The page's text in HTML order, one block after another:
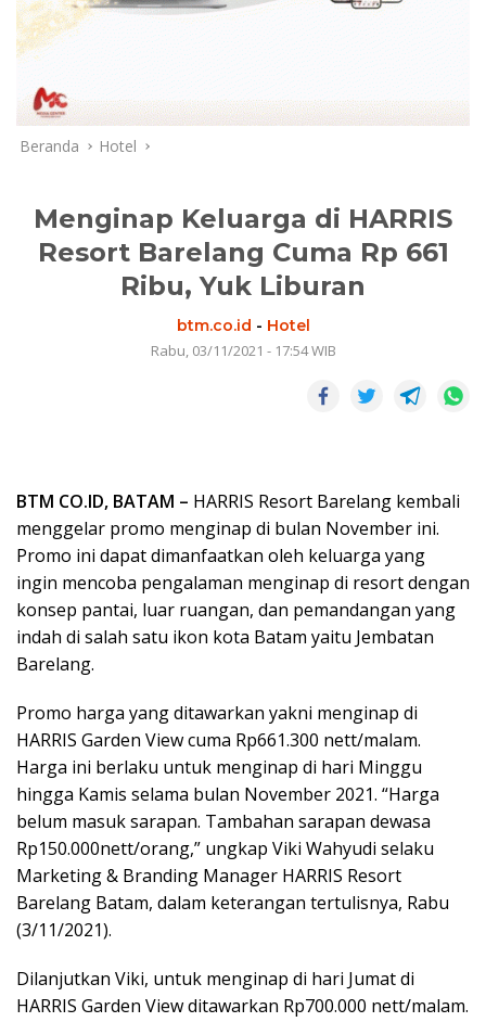
Beranda Hotel
Menginap Keluarga di HARRIS
Resort Barelang Cuma Rp 661
Ribu, Yuk Liburan
btm.co.id - Hotel
Rabu, 03/11/2021 - 17:54 WIB
BTM CO.ID, BATAM – HARRIS Resort Barelang kembali
menggelar promo menginap di bulan November ini.
Promo ini dapat dimanfaatkan oleh keluarga yang
ingin mencoba pengalaman menginap di resort dengan
konsep pantai, luar ruangan, dan pemandangan yang
indah di salah satu ikon kota Batam yaitu Jembatan
Barelang.
Promo harga yang ditawarkan yakni menginap di
HARRIS Garden View cuma Rp661.300 nett/malam.
Harga ini berlaku untuk menginap di hari Minggu
hingga Kamis selama bulan November 2021. “Harga
belum masuk sarapan. Tambahan sarapan dewasa
Rp150.000nett/orang,” ungkap Viki Wahyudi selaku
Marketing & Branding Manager HARRIS Resort
Barelang Batam, dalam keterangan tertulisnya, Rabu
(3/11/2021).
Dilanjutkan Viki, untuk menginap di hari Jumat di
HARRIS Garden View ditawarkan Rp700.000 nett/malam.